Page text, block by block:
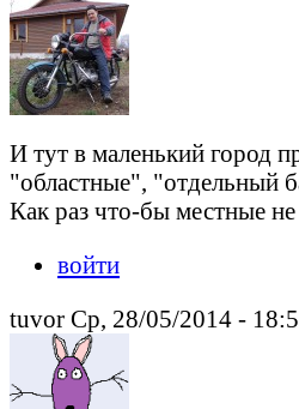
И тут в маленький город
"областные", "отдельный
Как раз что-бы местные
войти
tuvor Ср, 28/05/2014 -